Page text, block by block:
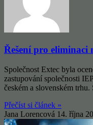
Řešení pro
Společnost Extec byla
zastupování společnosti
českém a slovenském
Přečíst si článek »
Jana Lorencová 14. října